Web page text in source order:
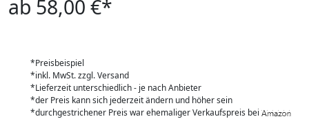
ab 58,00 €*
*Preisbeispiel
*inkl. MwSt. zzgl. Versand
*Lieferzeit unterschiedlich - je nach Anbieter
*der Preis kann sich jederzeit ändern und höher sein
*durchgestrichener Preis war ehemaliger Verkaufspreis bei